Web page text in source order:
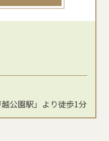
公園駅」より徒歩1分